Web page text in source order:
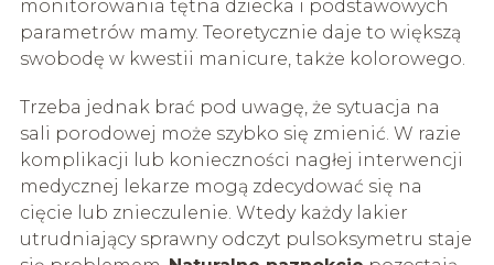
monitorowania tętna dziecka i podstawowych
parametrów mamy. Teoretycznie daje to większą
swobodę w kwestii manicure, także kolorowego.
Trzeba jednak brać pod uwagę, że sytuacja na
sali porodowej może szybko się zmienić. W razie
komplikacji lub konieczności nagłej interwencji
medycznej lekarze mogą zdecydować się na
cięcie lub znieczulenie. Wtedy każdy lakier
utrudniający sprawny odczyt pulsoksymetru staje